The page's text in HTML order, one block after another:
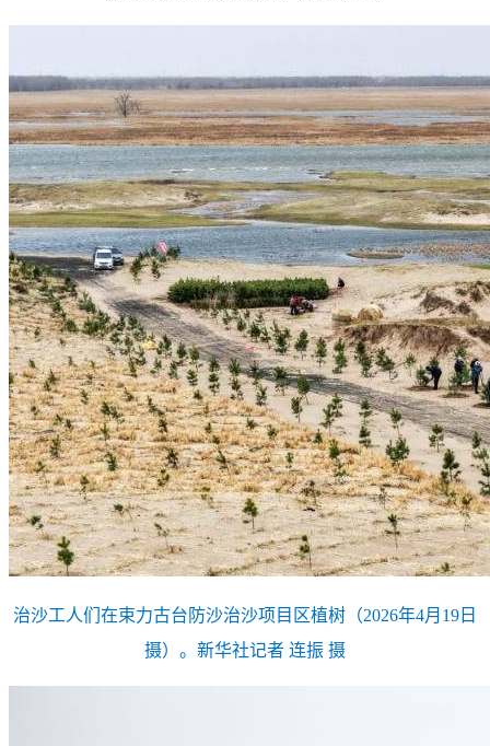
治沙工人们在束力古台防沙治沙项目区植树（2026年4月19日
摄）。新华社记者 连振 摄